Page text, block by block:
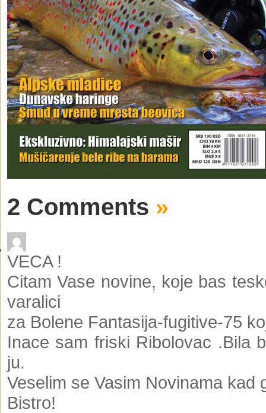
2 Comments »
VECA !
Citam Vase novine, koje bas
varalici
za Bolene Fantasija-fugitive-75
Inace sam friski Ribolovac .Bila
ju.
Veselim se Vasim Novinama kad
Bistro!